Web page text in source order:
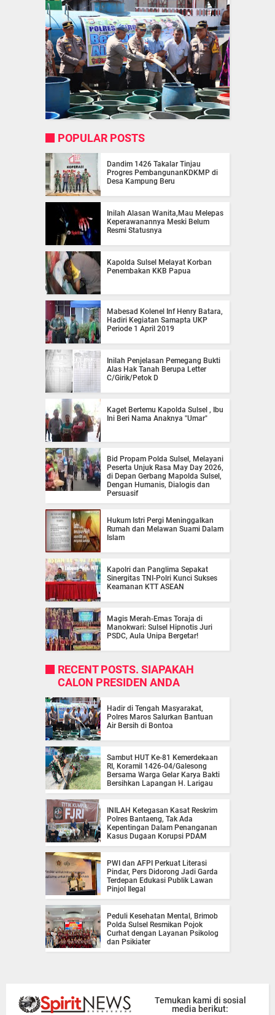
POPULAR POSTS
Dandim 1426 Takalar Tinjau
Progres PembangunanKDKMP di
Desa Kampung Beru
Inilah Alasan Wanita,Mau Melepas
Keperawanannya Meski Belum
Resmi Statusnya
Kapolda Sulsel Melayat Korban
Penembakan KKB Papua
Mabesad Kolenel Inf Henry Batara,
Hadiri Kegiatan Samapta UKP
Periode 1 April 2019
Inilah Penjelasan Pemegang Bukti
Alas Hak Tanah Berupa Letter
C/Girik/Petok D
Kaget Bertemu Kapolda Sulsel , Ibu
Ini Beri Nama Anaknya "Umar"
Bid Propam Polda Sulsel, Melayani
Peserta Unjuk Rasa May Day 2026,
di Depan Gerbang Mapolda Sulsel,
Dengan Humanis, Dialogis dan
Persuasif
Hukum Istri Pergi Meninggalkan
Rumah dan Melawan Suami Dalam
Islam
Kapolri dan Panglima Sepakat
Sinergitas TNI-Polri Kunci Sukses
Keamanan KTT ASEAN
Magis Merah-Emas Toraja di
Manokwari: Sulsel Hipnotis Juri
PSDC, Aula Unipa Bergetar!
RECENT POSTS. SIAPAKAH
CALON PRESIDEN ANDA
Hadir di Tengah Masyarakat,
Polres Maros Salurkan Bantuan
Air Bersih di Bontoa
Sambut HUT Ke-81 Kemerdekaan
RI, Koramil 1426-04/Galesong
Bersama Warga Gelar Karya Bakti
Bersihkan Lapangan H. Larigau
INILAH Ketegasan Kasat Reskrim
Polres Bantaeng, Tak Ada
Kepentingan Dalam Penanganan
Kasus Dugaan Korupsi PDAM
PWI dan AFPI Perkuat Literasi
Pindar, Pers Didorong Jadi Garda
Terdepan Edukasi Publik Lawan
Pinjol Ilegal
Peduli Kesehatan Mental, Brimob
Polda Sulsel Resmikan Pojok
Curhat dengan Layanan Psikolog
dan Psikiater
Temukan kami di sosial
media berikut: